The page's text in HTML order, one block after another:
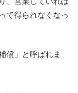
て得られなくなっ
償」と呼ばれま